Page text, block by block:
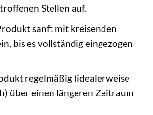
Stellen auf.
sanft mit kreisenden
bis es vollständig eingezogen
regelmäßig (idealerweise
über einen längeren Zeitraum